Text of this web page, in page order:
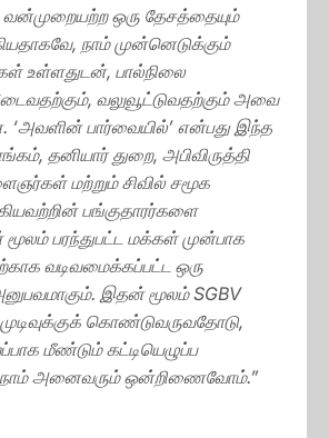
வன்முறையற்ற ஒரு தேசத்தையும்
நாம் முன்னெடுக்கும்
உள்ளதுடன், பால்நிலை
வலுவூட்டுவதற்கும் அவை
‘அவளின் பார்வையில்’ என்பது இந்த
தனியார் துறை, அபிவிருத்தி
மற்றும் சிவில் சமூக
பங்குதாரர்களை
பரந்துபட்ட மக்கள் முன்பாக
வடிவமைக்கப்பட்ட ஒரு
இதன் மூலம் SGBV
கொண்டுவருவதோடு,
மீண்டும் கட்டியெழுப்ப
நாம் அனைவரும் ஒன்றிணைவோம்.”